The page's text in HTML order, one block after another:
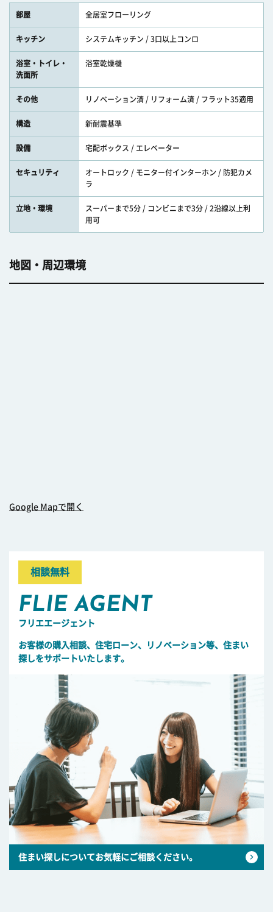
部屋 全居室フローリング
キッチン システムキッチン / 3口以上コンロ
浴室・トイレ・
洗面所
浴室乾燥機
その他 リノベーション済 / リフォーム済 / フラット35適用
構造 新耐震基準
設備 宅配ボックス / エレベーター
セキュリティ
オートロック / モニター付インターホン / 防犯カメ
ラ
立地・環境
スーパーまで5分 / コンビニまで3分 / 2沿線以上利
用可
地図・周辺環境
Google Mapで開く
相談無料
FLIE AGENT
フリエエージェント
お客様の購入相談、住宅ローン、リノベーション等、住まい
探しをサポートいたします。
住まい探しについてお気軽にご相談ください。